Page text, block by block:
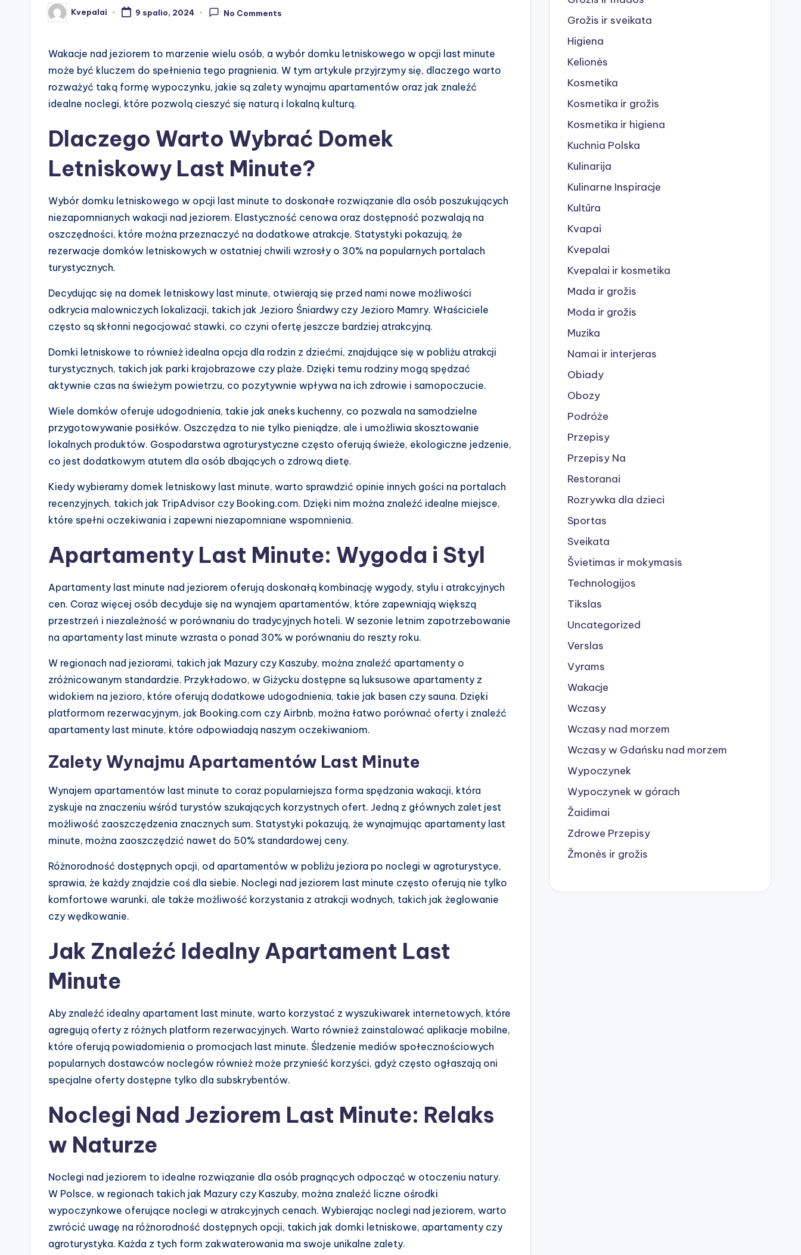
Posted
by
Kvepalai 9 spalio, 2024 No Comments
Wakacje nad jeziorem to marzenie wielu osób, a wybór domku letniskowego w opcji last minute
może być kluczem do spełnienia tego pragnienia. W tym artykule przyjrzymy się, dlaczego warto
rozważyć taką formę wypoczynku, jakie są zalety wynajmu apartamentów oraz jak znaleźć
idealne noclegi, które pozwolą cieszyć się naturą i lokalną kulturą.
Dlaczego Warto Wybrać Domek
Letniskowy Last Minute?
Wybór domku letniskowego w opcji last minute to doskonałe rozwiązanie dla osób poszukujących
niezapomnianych wakacji nad jeziorem. Elastyczność cenowa oraz dostępność pozwalają na
oszczędności, które można przeznaczyć na dodatkowe atrakcje. Statystyki pokazują, że
rezerwacje domków letniskowych w ostatniej chwili wzrosły o 30% na popularnych portalach
turystycznych.
Decydując się na domek letniskowy last minute, otwierają się przed nami nowe możliwości
odkrycia malowniczych lokalizacji, takich jak Jezioro Śniardwy czy Jezioro Mamry. Właściciele
często są skłonni negocjować stawki, co czyni ofertę jeszcze bardziej atrakcyjną.
Domki letniskowe to również idealna opcja dla rodzin z dziećmi, znajdujące się w pobliżu atrakcji
turystycznych, takich jak parki krajobrazowe czy plaże. Dzięki temu rodziny mogą spędzać
aktywnie czas na świeżym powietrzu, co pozytywnie wpływa na ich zdrowie i samopoczucie.
Wiele domków oferuje udogodnienia, takie jak aneks kuchenny, co pozwala na samodzielne
przygotowywanie posiłków. Oszczędza to nie tylko pieniądze, ale i umożliwia skosztowanie
lokalnych produktów. Gospodarstwa agroturystyczne często oferują świeże, ekologiczne jedzenie,
co jest dodatkowym atutem dla osób dbających o zdrową dietę.
Kiedy wybieramy domek letniskowy last minute, warto sprawdzić opinie innych gości na portalach
recenzyjnych, takich jak TripAdvisor czy Booking.com. Dzięki nim można znaleźć idealne miejsce,
które spełni oczekiwania i zapewni niezapomniane wspomnienia.
Apartamenty Last Minute: Wygoda i Styl
Apartamenty last minute nad jeziorem oferują doskonałą kombinację wygody, stylu i atrakcyjnych
cen. Coraz więcej osób decyduje się na wynajem apartamentów, które zapewniają większą
przestrzeń i niezależność w porównaniu do tradycyjnych hoteli. W sezonie letnim zapotrzebowanie
na apartamenty last minute wzrasta o ponad 30% w porównaniu do reszty roku.
W regionach nad jeziorami, takich jak Mazury czy Kaszuby, można znaleźć apartamenty o
zróżnicowanym standardzie. Przykładowo, w Giżycku dostępne są luksusowe apartamenty z
widokiem na jezioro, które oferują dodatkowe udogodnienia, takie jak basen czy sauna. Dzięki
platformom rezerwacyjnym, jak Booking.com czy Airbnb, można łatwo porównać oferty i znaleźć
apartamenty last minute, które odpowiadają naszym oczekiwaniom.
Zalety Wynajmu Apartamentów Last Minute
Wynajem apartamentów last minute to coraz popularniejsza forma spędzania wakacji, która
zyskuje na znaczeniu wśród turystów szukających korzystnych ofert. Jedną z głównych zalet jest
możliwość zaoszczędzenia znacznych sum. Statystyki pokazują, że wynajmując apartamenty last
minute, można zaoszczędzić nawet do 50% standardowej ceny.
Różnorodność dostępnych opcji, od apartamentów w pobliżu jeziora po noclegi w agroturystyce,
sprawia, że każdy znajdzie coś dla siebie. Noclegi nad jeziorem last minute często oferują nie tylko
komfortowe warunki, ale także możliwość korzystania z atrakcji wodnych, takich jak żeglowanie
czy wędkowanie.
Jak Znaleźć Idealny Apartament Last
Minute
Aby znaleźć idealny apartament last minute, warto korzystać z wyszukiwarek internetowych, które
agregują oferty z różnych platform rezerwacyjnych. Warto również zainstalować aplikacje mobilne,
które oferują powiadomienia o promocjach last minute. Śledzenie mediów społecznościowych
popularnych dostawców noclegów również może przynieść korzyści, gdyż często ogłaszają oni
specjalne oferty dostępne tylko dla subskrybentów.
Noclegi Nad Jeziorem Last Minute: Relaks
w Naturze
Noclegi nad jeziorem to idealne rozwiązanie dla osób pragnących odpocząć w otoczeniu natury.
W Polsce, w regionach takich jak Mazury czy Kaszuby, można znaleźć liczne ośrodki
wypoczynkowe oferujące noclegi w atrakcyjnych cenach. Wybierając noclegi nad jeziorem, warto
zwrócić uwagę na różnorodność dostępnych opcji, takich jak domki letniskowe, apartamenty czy
agroturystyka. Każda z tych form zakwaterowania ma swoje unikalne zalety.
Grožis ir sveikata
Higiena
Kelionės
Kosmetika
Kosmetika ir grožis
Kosmetika ir higiena
Kuchnia Polska
Kulinarija
Kulinarne Inspiracje
Kultūra
Kvapai
Kvepalai
Kvepalai ir kosmetika
Mada ir grožis
Moda ir grožis
Muzika
Namai ir interjeras
Obiady
Obozy
Podróże
Przepisy
Przepisy Na
Restoranai
Rozrywka dla dzieci
Sportas
Sveikata
Švietimas ir mokymasis
Technologijos
Tikslas
Uncategorized
Verslas
Vyrams
Wakacje
Wczasy
Wczasy nad morzem
Wczasy w Gdańsku nad morzem
Wypoczynek
Wypoczynek w górach
Žaidimai
Zdrowe Przepisy
Žmonės ir grožis